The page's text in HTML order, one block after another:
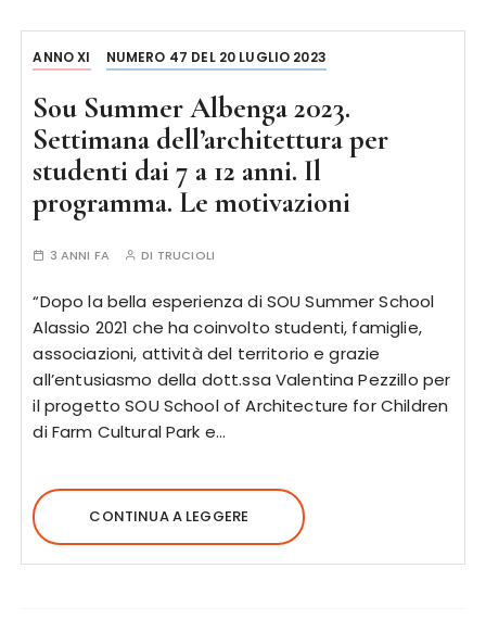
ANNO XI NUMERO 47 DEL 20 LUGLIO 2023
Sou Summer Albenga 2023.
Settimana dell’architettura per
studenti dai 7 a 12 anni. Il
programma. Le motivazioni
3 ANNI FA DI TRUCIOLI
“Dopo la bella esperienza di SOU Summer School
Alassio 2021 che ha coinvolto studenti, famiglie,
associazioni, attività del territorio e grazie
all’entusiasmo della dott.ssa Valentina Pezzillo per
il progetto SOU School of Architecture for Children
di Farm Cultural Park e…
CONTINUA A LEGGERE